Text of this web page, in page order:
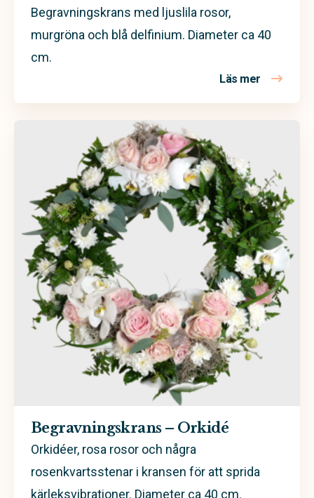
Begravningskrans med ljuslila rosor,
murgröna och blå delfinium. Diameter ca 40
cm.
Läs mer om
Begravningskrans – Orkidé
Orkidéer, rosa rosor och några
rosenkvartsstenar i kransen för att sprida
kärleksvibrationer. Diameter ca 40 cm.